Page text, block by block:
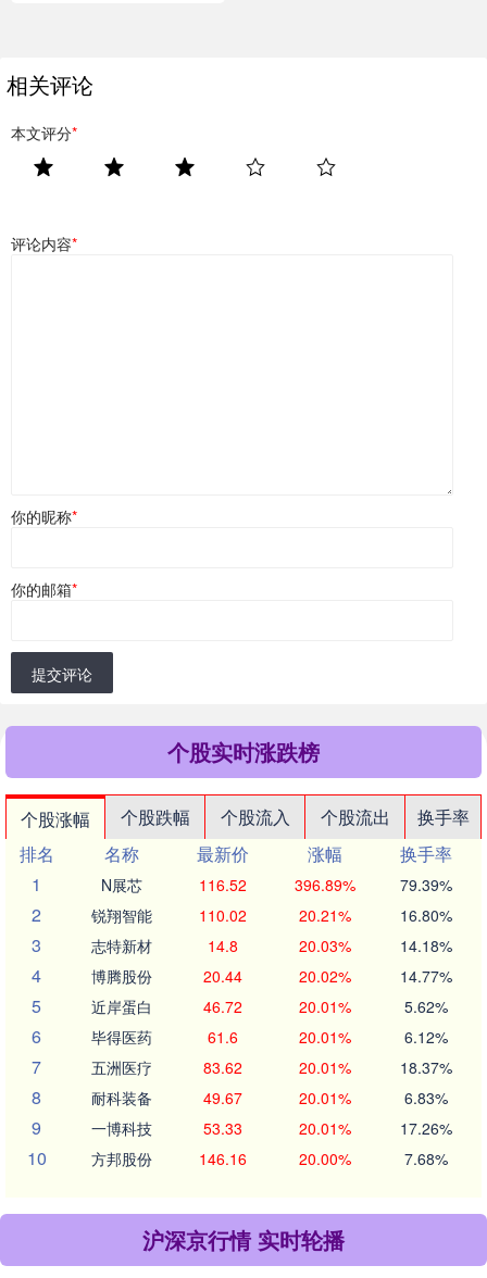
相关评论
本文评分*
评论内容*
你的昵称*
你的邮箱*
提交评论
个股实时涨跌榜
个股涨幅 个股跌幅 个股流入 个股流出
换手率
排名
名称 最新价 涨幅
换手率
1
N展芯 116.52 396.89% 79.39%
2 锐翔智能 110.02 20.21% 16.80%
3 志特新材 14.8 20.03% 14.18%
4 博腾股份 20.44 20.02% 14.77%
5 近岸蛋白 46.72 20.01% 5.62%
6 毕得医药 61.6 20.01% 6.12%
7 五洲医疗 83.62 20.01% 18.37%
8 耐科装备 49.67 20.01% 6.83%
9 一博科技 53.33 20.01% 17.26%
10 方邦股份 146.16 20.00% 7.68%
沪深京行情 实时轮播